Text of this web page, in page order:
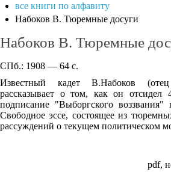
все книги по алфавиту
Набоков В. Тюремные досуги
Набоков В. Тюремные
СПб.: 1908 — 64 с.
Известный кадет В.Набоков
рассказывает о том, как он отсидел
подписание "Выборгского
Свободное эссе, состоящее из
рассуждений о текущем политическом
pdf,